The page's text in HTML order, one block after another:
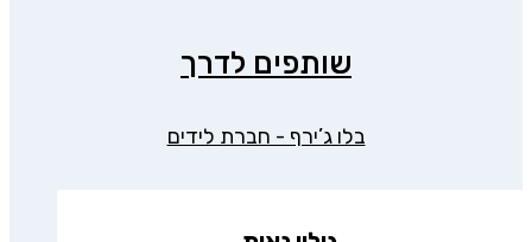
שותפים לדרך
בלו ג’ירף - חברת לידים